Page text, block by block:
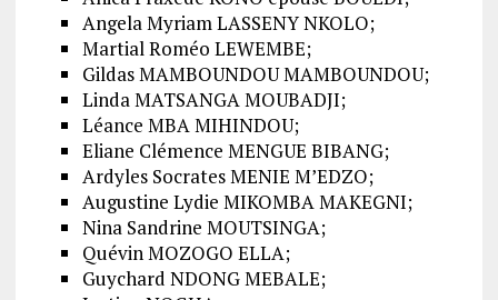
Angela Myriam LASSENY NKOLO;
Martial Roméo LEWEMBE;
Gildas MAMBOUNDOU MAMBOUNDOU;
Linda MATSANGA MOUBADJI;
Léance MBA MIHINDOU;
Eliane Clémence MENGUE BIBANG;
Ardyles Socrates MENIE M’EDZO;
Augustine Lydie MIKOMBA MAKEGNI;
Nina Sandrine MOUTSINGA;
Quévin MOZOGO ELLA;
Guychard NDONG MEBALE;